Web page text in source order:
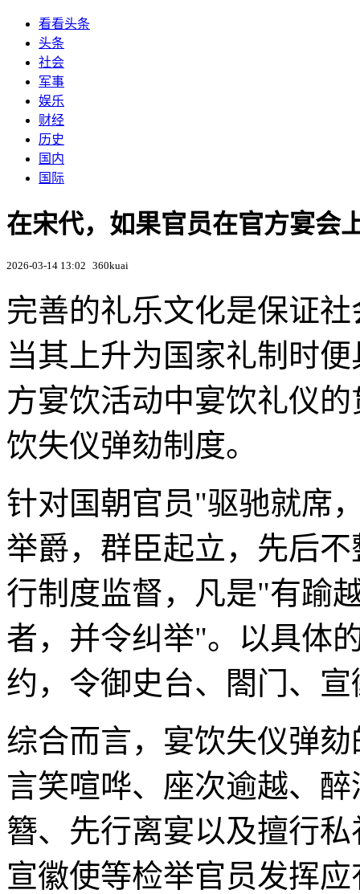
看看头条
头条
社会
军事
娱乐
财经
历史
国内
国际
在宋代，如果官员在官方宴会
2026-03-14 13:02 360kuai
完善的礼乐文化是保证
当其上升为国家礼制时
方宴饮活动中宴饮礼仪
饮失仪弹劾制度。
针对国朝官员"驱驰就席
举爵，群臣起立，先后
行制度监督，凡是"有踰
者，并令纠举"。以具体
约，令御史台、閤门、
综合而言，宴饮失仪弹
言笑喧哗、座次逾越、
簪、先行离宴以及擅行
宣徽使等检举官员发挥